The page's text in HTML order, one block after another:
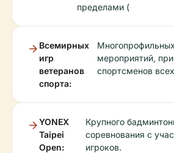
пределами (
Всемирных
игр
ветеранов
спорта:
мероприятий,
спортсменов
YONEX
Taipei
Open:
Крупного
соревнования с
игроков.